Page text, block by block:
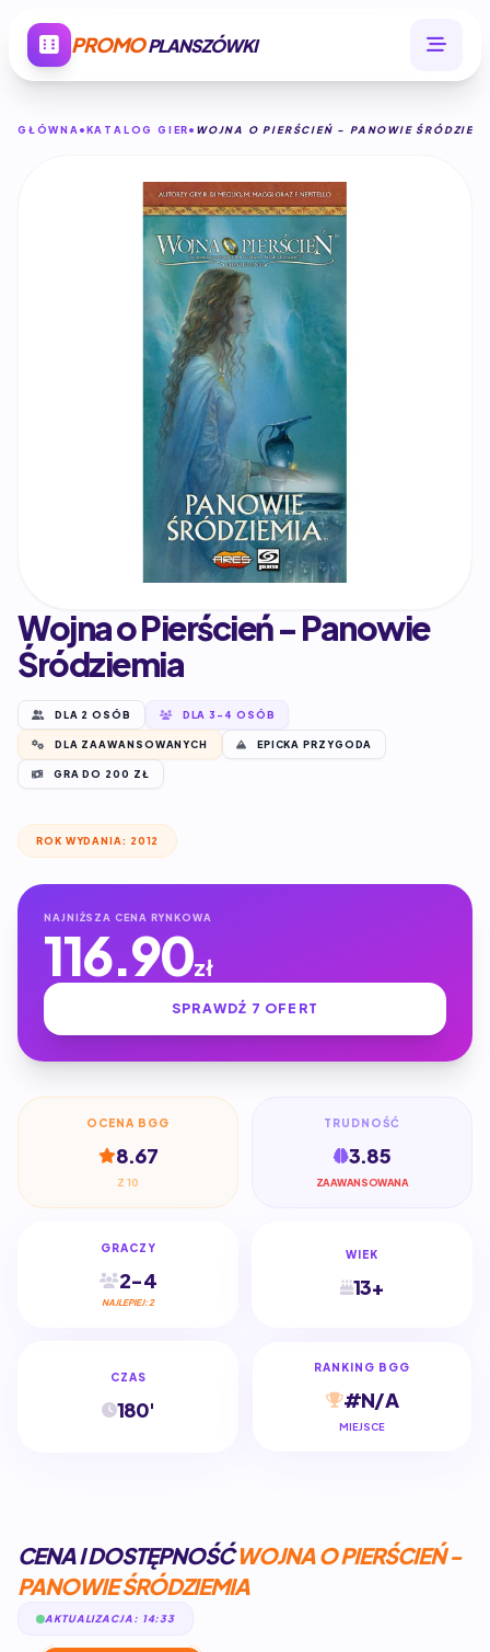
PROMOPLANSZÓWKI
GŁÓWNA KATALOG GIER WOJNA O PIERŚCIEŃ - PANOWIE
Wojna o Pierścień - Panowie
Śródziemia
DLA 2 OSÓB DLA 3-4 OSÓB
DLA ZAAWANSOWANYCH EPICKA PRZYGODA
GRA DO 200 ZŁ
ROK WYDANIA: 2012
NAJNIŻSZA CENA RYNKOWA
116.90zł
SPRAWDŹ 7 OFERT
OCENA BGG
8.67
Z 10
TRUDNOŚĆ
3.85
ZAAWANSOWANA
GRACZY
2-4
NAJLEPIEJ: 2
WIEK
13+
CZAS
180'
RANKING BGG
#N/A
MIEJSCE
CENA I DOSTĘPNOŚĆWOJNA O PIERŚCIEŃ -
PANOWIE ŚRÓDZIEMIA
AKTUALIZACJA: 14:33